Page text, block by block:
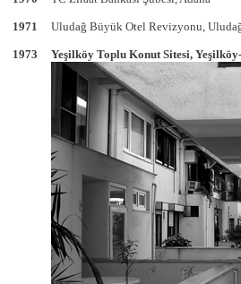
1971 Uludağ Büyük Otel Revizyonu,
1973 Yeşilköy Toplu Konut Sitesi,